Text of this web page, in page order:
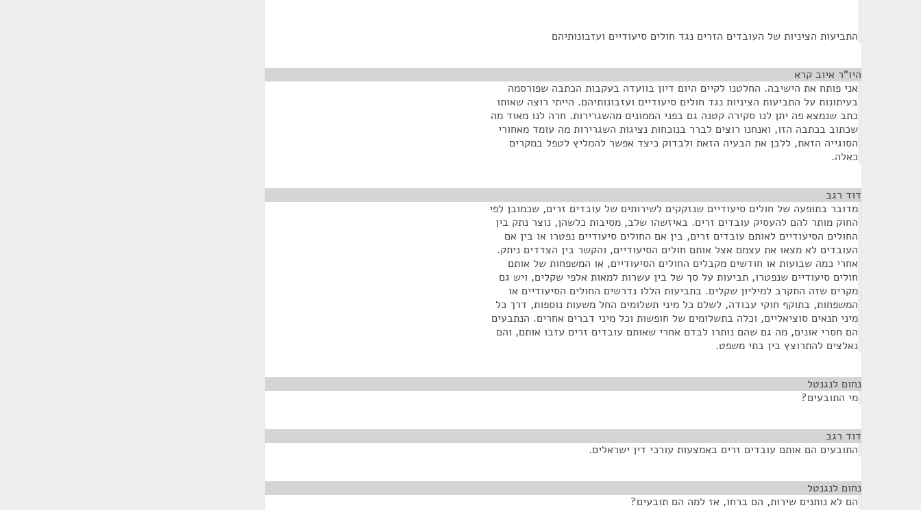
התביעות הציניות של העובדים הזרים נגד חולים סיעודיים ועזבונותיהם
היו"ר איוב קרא
אני פותח את הישיבה. החלטנו לקיים היום דיון בוועדה בעקבות הכתבה שפורסמה
בעיתונות על התביעות הציניות נגד חולים סיעודיים ועזבונותיהם. הייתי רוצה שאותו
כתב שנמצא פה יתן לנו סקירה קטנה גם בפני הממונים מהשגרירות. חרה לנו מאוד מה
שכתוב בכתבה הזו, ואנחנו רוצים לברר בנוכחות נציגות השגרירות מה עומד מאחורי
הסוגייה הזאת, ללבן את הבעיה הזאת ולבדוק כיצד אפשר להמליץ לטפל במקרים
כאלה.
דוד רגב
מדובר בתופעה של חולים סיעודיים שנזקקים לשירותים של עובדים זרים, שכמובן לפי
החוק מותר להם להעסיק עובדים זרים. באיזשהו שלב, מסיבות כלשהן, נוצר נתק בין
החולים הסיעודיים לאותם עובדים זרים, בין אם החולים סיעודיים נפטרו או בין אם
העובדים לא מצאו את עצמם אצל אותם חולים הסיעודיים, והקשר בין הצדדים ניתק.
אחרי כמה שבועות או חודשים מקבלים החולים הסיעודיים, או המשפחות של אותם
חולים סיעודיים שנפטרו, תביעות על סך של בין עשרות למאות אלפי שקלים, ויש גם
מקרים שזה התקרב למיליון שקלים. בתביעות הללו נדרשים החולים הסיעודיים או
המשפחות, בתוקף חוקי עבודה, לשלם כל מיני תשלומים החל משעות נוספות, דרך כל
מיני תנאים סוציאליים, וכלה בתשלומים של חופשות וכל מיני דברים אחרים. הנתבעים
הם חסרי אונים, מה גם שהם נותרו לבדם אחרי שאותם עובדים זרים עזבו אותם, והם
נאלצים להתרוצץ בין בתי משפט.
נחום לנגנטל
מי התובעים?
דוד רגב
התובעים הם אותם עובדים זרים באמצעות עורכי דין ישראלים.
נחום לנגנטל
הם לא נותנים שירות, הם ברחו, אז למה הם תובעים?